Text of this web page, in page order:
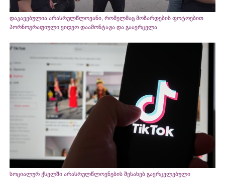
დაკავებულია არასრულწლოვანი, რომელმაც მოზარდების ფოტოებით
პორნოგრაფიული ვიდეო დაამონტაჟა და გაავრცელა
სოციალურ ქსელში არასრულწლოვნების შესახებ გავრცელებული